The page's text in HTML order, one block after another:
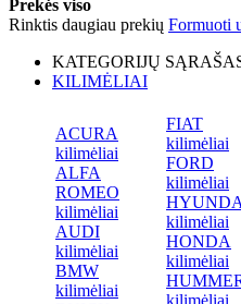
Prekės viso
Rinktis daugiau prekių Formuoti
KATEGORIJŲ
KILIMĖLIAI
ACURA
kilimėliai
ALFA
ROMEO
kilimėliai
AUDI
kilimėliai
BMW
kilimėliai
FIAT
kilimėliai
FORD
kilimėliai
kilimėliai
HONDA
kilimėliai
kilimėliai